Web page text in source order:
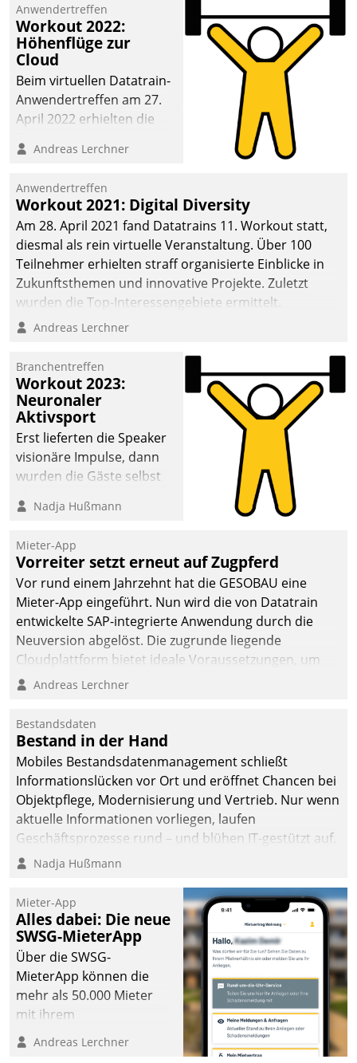
Mammutprojekte
meistern und Workloads
wuppen – bei zunehmend
anspruchsvollen
Aufgaben und
abnehmendem
Anwendertreffen
Workout 2022:
Höhenflüge zur
Cloud
Beim virtuellen Datatrain-
Anwendertreffen am 27.
April 2022 erhielten die
Teilnehmer kurzweilige
Cloud-Strategien und -
Lösungen mit hohem
Zukunftspotenzial.
Andreas Lerchner
Anwendertreffen
Workout 2021: Digital Diversity
Am 28. April 2021 fand Datatrains 11. Workout statt,
diesmal als rein virtuelle Veranstaltung. Über 100
Teilnehmer erhielten straff organisierte Einblicke in
Zukunftsthemen und innovative Projekte. Zuletzt
wurden die Top-Interessengebiete ermittelt.
Andreas Lerchner
Branchentreffen
Workout 2023:
Neuronaler
Aktivsport
Erst lieferten die Speaker
visionäre Impulse, dann
wurden die Gäste selbst
methodisch
Quartier. Dazwischen
zeigte Datatrain, was es
Neues zu bieten hat.
Nadja Hußmann
Mieter-App
Vorreiter setzt erneut auf Zugpferd
Vor rund einem Jahrzehnt hat die GESOBAU eine
Mieter-App eingeführt. Nun wird die von Datatrain
entwickelte SAP-integrierte Anwendung durch die
Neuversion abgelöst. Die zugrunde liegende
Cloudplattform bietet ideale Voraussetzungen, um
die Funktionalität der App zu erweitern und weitere
integrieren.
Andreas Lerchner
Bestandsdaten
Bestand in der Hand
Mobiles Bestandsdatenmanagement schließt
Informationslücken vor Ort und eröffnet Chancen bei
Objektpflege, Modernisierung und Vertrieb. Nur wenn
aktuelle Informationen vorliegen, laufen
Geschäftsprozesse rund – und blühen IT-gestützt auf.
Nadja Hußmann
Mieter-App
Alles dabei: Die neue
SWSG-MieterApp
Über die SWSG-
MieterApp können die
mehr als 50.000 Mieter
mit ihrem
Wohnungsunternehmen
kommunizieren, auf dem
Andreas Lerchner